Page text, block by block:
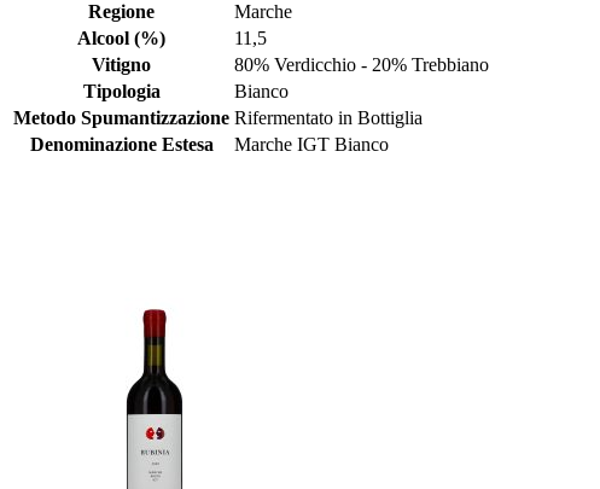
Regione
Marche
Alcool (%)
11,5
Vitigno
80% Verdicchio - 20% Trebbiano
Tipologia
Bianco
Metodo Spumantizzazione Rifermentato in Bottiglia
Denominazione Estesa
Marche IGT Bianco